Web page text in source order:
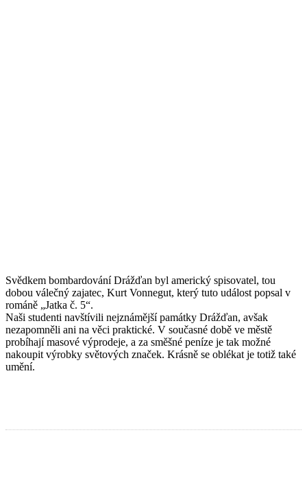
Svědkem bombardování Drážďan byl americký spisovatel, tou
dobou válečný zajatec, Kurt Vonnegut, který tuto událost popsal v
románě „Jatka č. 5“.
Naši studenti navštívili nejznámější památky Drážďan, avšak
nezapomněli ani na věci praktické. V současné době ve městě
probíhají masové výprodeje, a za směšné peníze je tak možné
nakoupit výrobky světových značek. Krásně se oblékat je totiž také
umění.